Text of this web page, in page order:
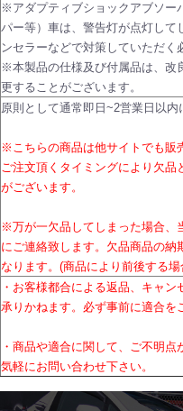
※アダプティブショックアブソー
パー等）車は、警告灯が点灯して
ンセラーなどで対策していただく
※本製品の仕様及び付属品は、改
更することがございます。
原則として通常即日~2営業日以内
※こちらの商品は他サイトでも販
ご注文頂くタイミングにより欠品
がございます。
※万が一欠品してしまった場合、
にご連絡致します。欠品商品の納
なります。(商品により前後する
・お客様都合による返品、キャン
承りかねます。必ず事前に適合を
・商品や適合に関して、ご不明点
気軽にお問い合わせ下さい。